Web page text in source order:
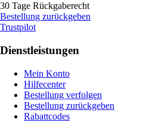
30 Tage Rückgaberecht
Bestellung zurückgeben
Trustpilot
Dienstleistungen
Mein Konto
Hilfecenter
Bestellung verfolgen
Bestellung zurückgeben
Rabattcodes